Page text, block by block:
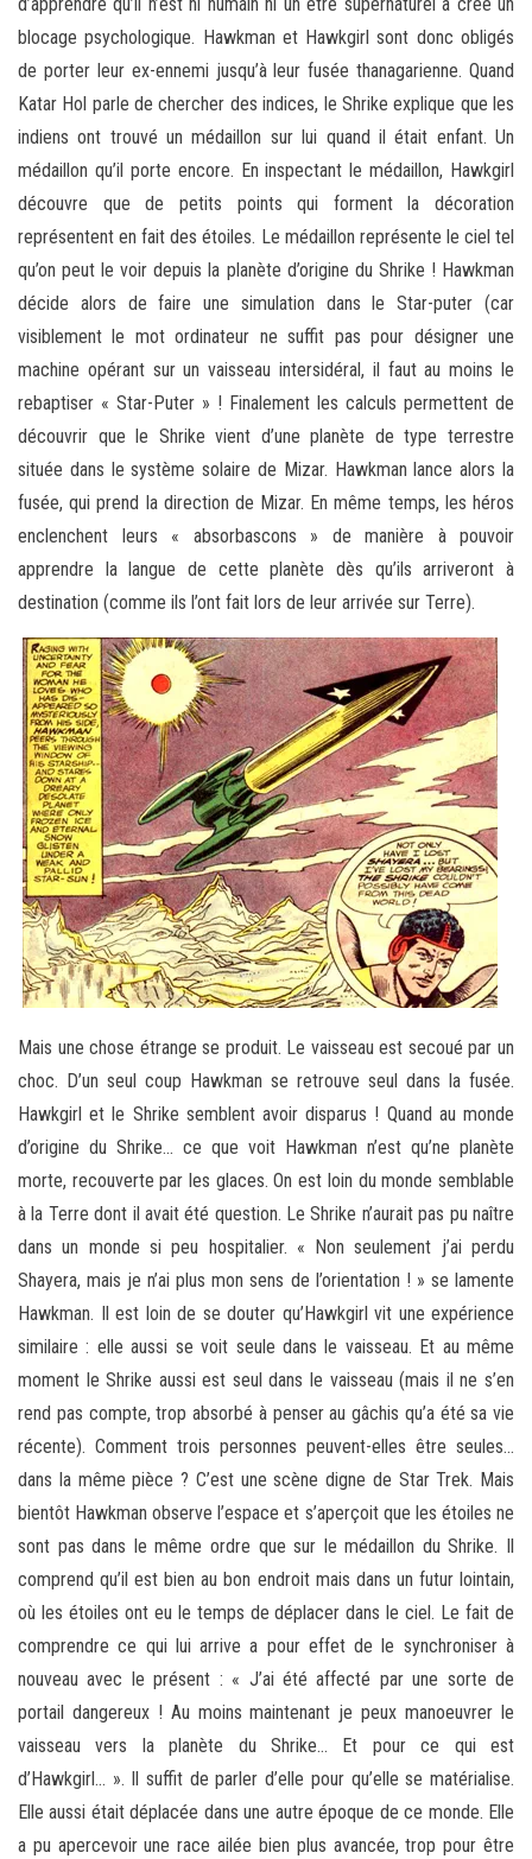
blocage psychologique. Hawkman et Hawkgirl sont donc obligés
de porter leur ex-ennemi jusqu’à leur fusée thanagarienne. Quand
Katar Hol parle de chercher des indices, le Shrike explique que les
indiens ont trouvé un médaillon sur lui quand il était enfant. Un
médaillon qu’il porte encore. En inspectant le médaillon, Hawkgirl
découvre que de petits points qui forment la décoration
représentent en fait des étoiles. Le médaillon représente le ciel tel
qu’on peut le voir depuis la planète d’origine du Shrike ! Hawkman
décide alors de faire une simulation dans le Star-puter (car
visiblement le mot ordinateur ne suffit pas pour désigner une
machine opérant sur un vaisseau intersidéral, il faut au moins le
rebaptiser « Star-Puter » ! Finalement les calculs permettent de
découvrir que le Shrike vient d’une planète de type terrestre
située dans le système solaire de Mizar. Hawkman lance alors la
fusée, qui prend la direction de Mizar. En même temps, les héros
enclenchent leurs « absorbascons » de manière à pouvoir
apprendre la langue de cette planète dès qu’ils arriveront à
destination (comme ils l’ont fait lors de leur arrivée sur Terre).
Mais une chose étrange se produit. Le vaisseau est secoué par un
choc. D’un seul coup Hawkman se retrouve seul dans la fusée.
Hawkgirl et le Shrike semblent avoir disparus ! Quand au monde
d’origine du Shrike… ce que voit Hawkman n’est qu’ne planète
morte, recouverte par les glaces. On est loin du monde semblable
à la Terre dont il avait été question. Le Shrike n’aurait pas pu naître
dans un monde si peu hospitalier. « Non seulement j’ai perdu
Shayera, mais je n’ai plus mon sens de l’orientation ! » se lamente
Hawkman. Il est loin de se douter qu’Hawkgirl vit une expérience
similaire : elle aussi se voit seule dans le vaisseau. Et au même
moment le Shrike aussi est seul dans le vaisseau (mais il ne s’en
rend pas compte, trop absorbé à penser au gâchis qu’a été sa vie
récente). Comment trois personnes peuvent-elles être seules…
dans la même pièce ? C’est une scène digne de Star Trek. Mais
bientôt Hawkman observe l’espace et s’aperçoit que les étoiles ne
sont pas dans le même ordre que sur le médaillon du Shrike. Il
comprend qu’il est bien au bon endroit mais dans un futur lointain,
où les étoiles ont eu le temps de déplacer dans le ciel. Le fait de
comprendre ce qui lui arrive a pour effet de le synchroniser à
nouveau avec le présent : « J’ai été affecté par une sorte de
portail dangereux ! Au moins maintenant je peux manoeuvrer le
vaisseau vers la planète du Shrike… Et pour ce qui est
d’Hawkgirl… ». Il suffit de parler d’elle pour qu’elle se matérialise.
Elle aussi était déplacée dans une autre époque de ce monde. Elle
a pu apercevoir une race ailée bien plus avancée, trop pour être